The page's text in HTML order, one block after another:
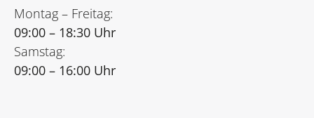
Montag – Freitag:
09:00 – 18:30 Uhr
Samstag:
09:00 – 16:00 Uhr